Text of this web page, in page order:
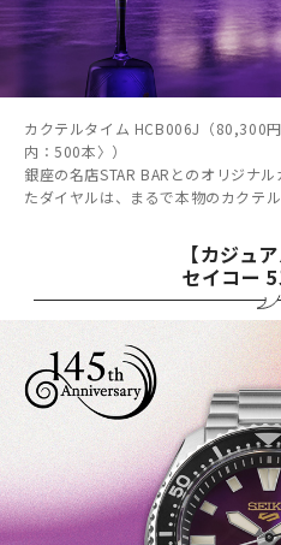
カクテルタイム HCB006J（80,300
内：500本〉）
銀座の名店STAR BARとのオリジナ
たダイヤルは、まるで本物のカクテ
【カジュ
セイコー